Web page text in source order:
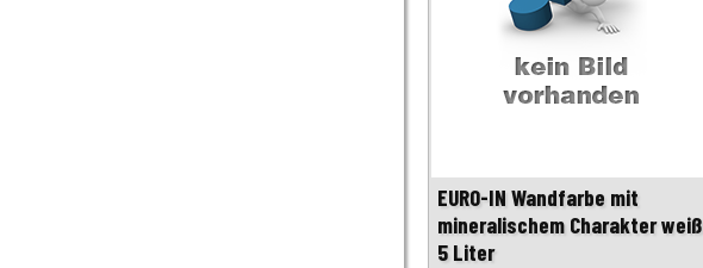
EURO-IN Wandfarbe mit
mineralischem Charakter weiß
5 Liter